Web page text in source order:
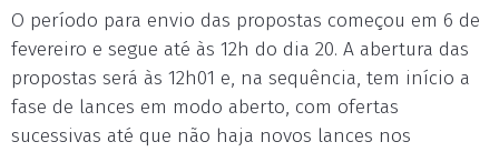
O período para envio das propostas começou em 6 de
fevereiro e segue até às 12h do dia 20. A abertura das
propostas será às 12h01 e, na sequência, tem início a
fase de lances em modo aberto, com ofertas
sucessivas até que não haja novos lances nos